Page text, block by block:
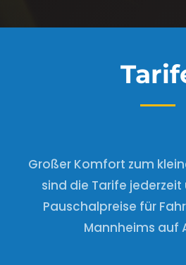
Großer Komfort zum
sind die Tarife
Pauschalpreise für
Mannheims auf